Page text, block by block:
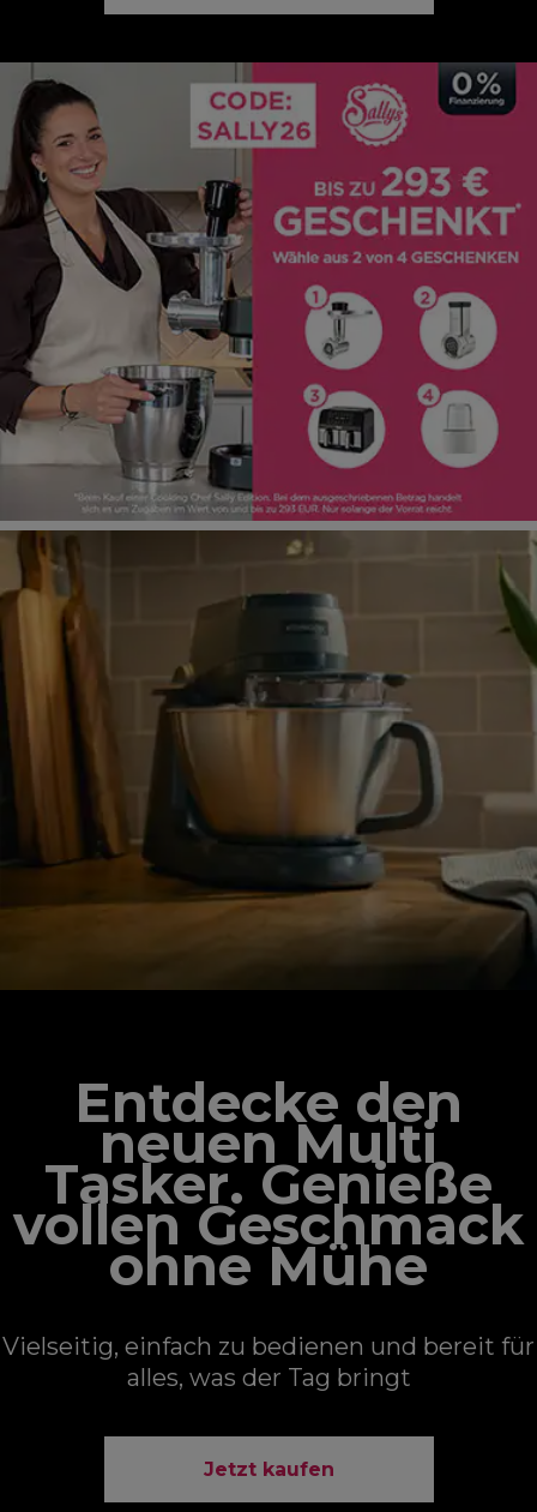
Entdecke den
neuen Multi
Tasker. Genieße
vollen Geschmack
ohne Mühe
Vielseitig, einfach zu bedienen und bereit für
alles, was der Tag bringt
Jetzt kaufen